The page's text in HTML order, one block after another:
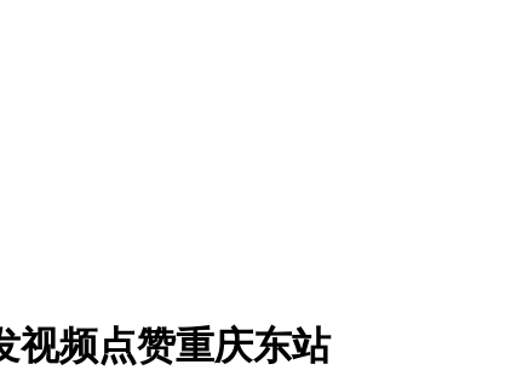
视频点赞重庆东站